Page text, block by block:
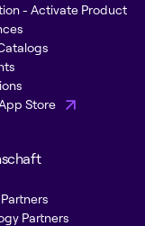
- Activate Product
Store
Partners